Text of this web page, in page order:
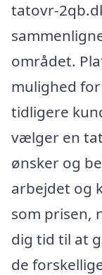
tatovr-
området.
mulighed
tidligere
vælger en
ønsker og
arbejdet og
som prisen,
dig tid til at
de